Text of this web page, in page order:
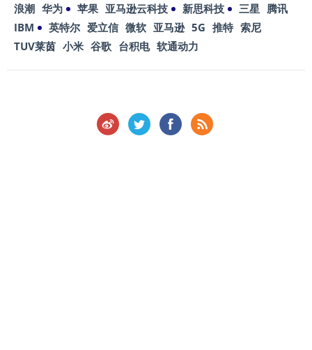
浪潮 华为 苹果 亚马逊云科技 新思科技 三星 腾讯
IBM
英特尔 爱立信 微软 亚马逊 5G 推特 索尼
TUV莱茵 小米 谷歌 台积电 软通动力